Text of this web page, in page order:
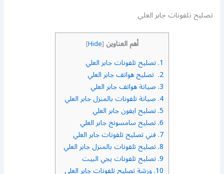
تصليح تلفونات جابر العلي
أهم العناوين [
Hide
]
1. تصليح تلفونات جابر العلي
2. تصليح هواتف جابر العلي
3. صيانة هواتف جابر العلي
4. صيانة تلفونات بالمنزل جابر العلي
5. تصليح ايفون جابر العلي
6. تصليح سامسونج جابر العلي
7. فني تصليح تلفونات جابر العلي
8. تصليح تلفونات بالمنزل جابر العلي
9. تصليح تلفونات يجي البيت
10. ورشة تصليح تلفونات جابر العلي